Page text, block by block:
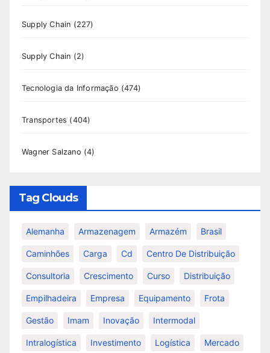
Supply Chain (227)
Supply Chain (2)
Tecnologia da Informação (474)
Transportes (404)
Wagner Salzano (4)
Tag Clouds
Alemanha Armazenagem Armazém Brasil
Caminhões Carga Cd Centro De Distribuição
Consultoria Crescimento Curso Distribuição
Empilhadeira Empresa Equipamento Frota
Gestão Imam Inovação Intermodal
Intralogística Investimento Logística Mercado